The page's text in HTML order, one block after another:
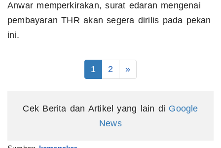
Anwar memperkirakan, surat edaran mengenai
pembayaran THR akan segera dirilis pada pekan
ini.
1 2 »
Cek Berita dan Artikel yang lain di Google
News